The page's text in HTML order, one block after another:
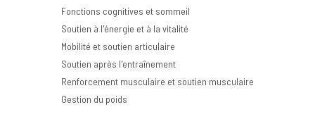
Fonctions cognitives et sommeil
Soutien à l'énergie et à la vitalité
Mobilité et soutien articulaire
Soutien après l'entraînement
Renforcement musculaire et soutien musculaire
Gestion du poids